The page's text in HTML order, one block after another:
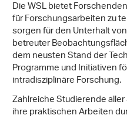
Die WSL bietet
für Forschungsarbeiten zu
sorgen für den Unterhalt
betreuter
dem neusten Stand der
Programme und Initiativen
intradisziplinäre Forschung.
Zahlreiche Studierende
ihre praktischen Arbeiten